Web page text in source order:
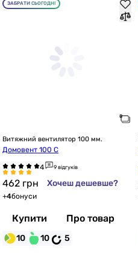
ЗАБРАТИ СЬОГОДНІ
Витяжний вентилятор 100 мм.
Домовент 100 С
9 відгуків
462 грн Хочеш дешевше?
+4бонуси
Купити Про товар
10 10 5